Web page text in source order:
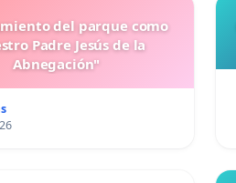
del parque como
Padre Jesús de la
Abnegación"